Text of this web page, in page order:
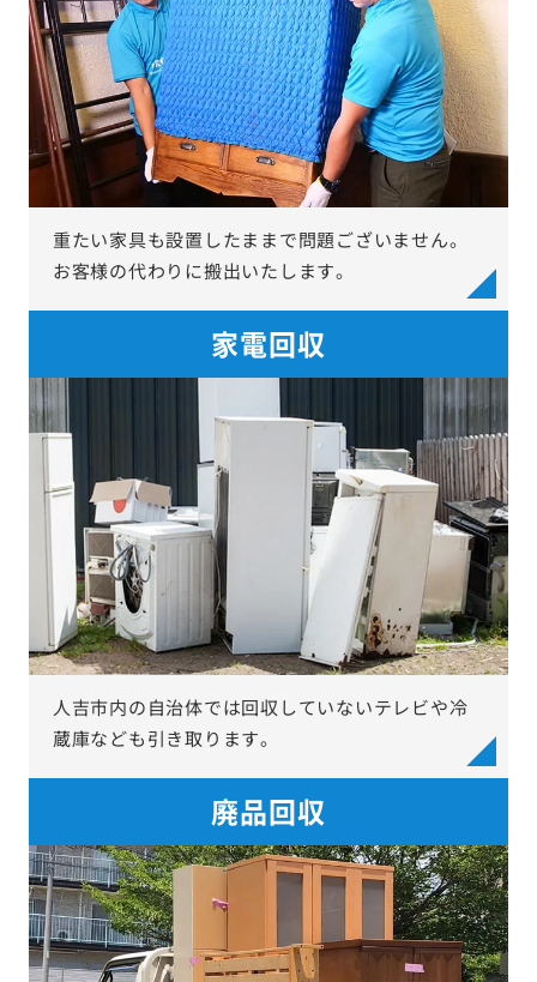
重たい家具も設置したままで問題ございません。
お客様の代わりに搬出いたします。
家電回収
人吉市内の自治体では回収していないテレビや冷
蔵庫なども引き取ります。
廃品回収